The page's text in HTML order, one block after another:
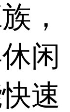
，
闲
速